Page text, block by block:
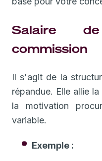
Salaire
commission
Il s'agit de la
répandue. Elle allie
la motivation
variable.
Exemple :